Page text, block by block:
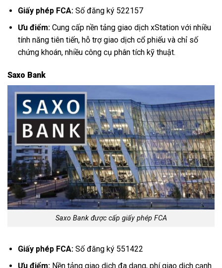
Giấy phép FCA:Số đăng ký 522157
Ưu điểm:Cung cấp nền tảng giao dịch xStation với nhiều
tính năng tiên tiến, hỗ trợ giao dịch cổ phiếu và chỉ số
chứng khoán, nhiều công cụ phân tích kỹ thuật.
Saxo Bank
Saxo Bank được cấp giấy phép FCA
Giấy phép FCA:Số đăng ký 551422
Ưu điểm:Nền tảng giao dịch đa dạng, phí giao dịch cạnh